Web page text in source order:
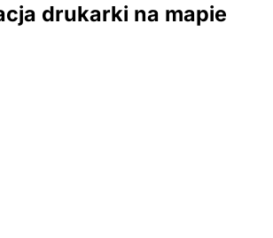
drukarki na mapie